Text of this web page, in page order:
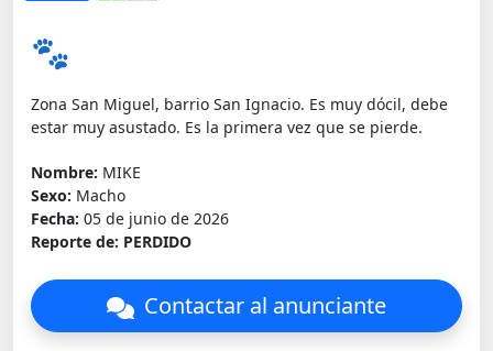
🐾
Zona San Miguel, barrio San Ignacio. Es muy dócil, debe
estar muy asustado. Es la primera vez que se pierde.
Nombre: MIKE
Sexo: Macho
Fecha: 05 de junio de 2026
Reporte de: PERDIDO
Contactar al anunciante